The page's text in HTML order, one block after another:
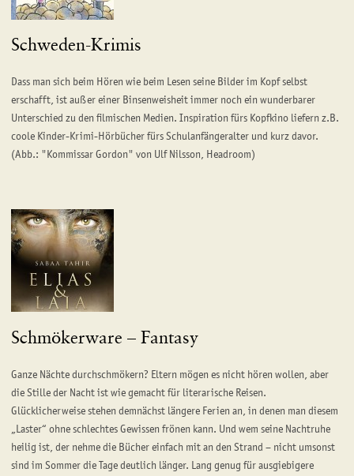
Schweden-Krimis
Dass man sich beim Hören wie beim Lesen seine Bilder im Kopf selbst
erschafft, ist außer einer Binsenweisheit immer noch ein wunderbarer
Unterschied zu den filmischen Medien. Inspiration fürs Kopfkino liefern z.B.
coole Kinder-Krimi-Hörbücher fürs Schulanfängeralter und kurz davor.
(Abb.: "Kommissar Gordon" von Ulf Nilsson, Headroom)
Schmökerware – Fantasy
Ganze Nächte durchschmökern? Eltern mögen es nicht hören wollen, aber
die Stille der Nacht ist wie gemacht für literarische Reisen.
Glücklicherweise stehen demnächst längere Ferien an, in denen man diesem
„Laster“ ohne schlechtes Gewissen frönen kann. Und wem seine Nachtruhe
heilig ist, der nehme die Bücher einfach mit an den Strand – nicht umsonst
sind im Sommer die Tage deutlich länger. Lang genug für ausgiebigere